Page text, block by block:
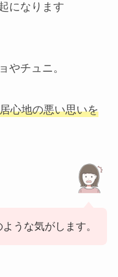
になります
やチュニ。
心地の悪い思いを
うな気がします。